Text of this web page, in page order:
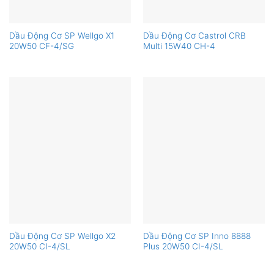
Dầu Động Cơ SP Wellgo X1
20W50 CF-4/SG
Dầu Động Cơ Castrol CRB
Multi 15W40 CH-4
Dầu Động Cơ SP Wellgo X2
20W50 CI-4/SL
Dầu Động Cơ SP Inno 8888
Plus 20W50 CI-4/SL